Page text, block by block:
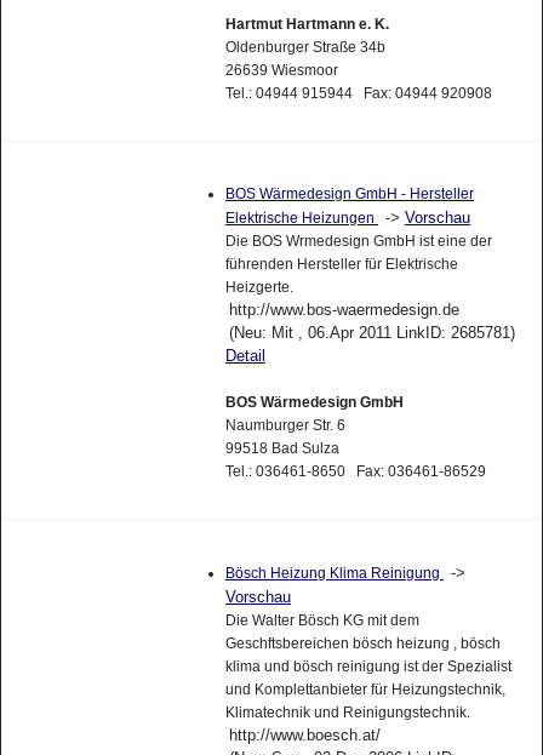
Hartmut Hartmann e. K.
Oldenburger Straße 34b
26639 Wiesmoor
Tel.: 04944 915944 Fax: 04944 920908
BOS Wärmedesign GmbH - Hersteller
Elektrische Heizungen
-> Vorschau
Die BOS Wrmedesign GmbH ist eine der
führenden Hersteller für Elektrische
Heizgerte.
http://www.bos-waermedesign.de
(Neu: Mit , 06.Apr 2011 LinkID: 2685781)
Detail
BOS Wärmedesign GmbH
Naumburger Str. 6
99518 Bad Sulza
Tel.: 036461-8650 Fax: 036461-86529
Bösch Heizung Klima Reinigung
->
Vorschau
Die Walter Bösch KG mit dem
Geschftsbereichen bösch heizung , bösch
klima und bösch reinigung ist der Spezialist
und Komplettanbieter für Heizungstechnik,
Klimatechnik und Reinigungstechnik.
http://www.boesch.at/